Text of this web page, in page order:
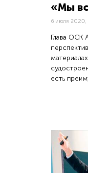
«Мы
6 июля
Глава ОСК
есть